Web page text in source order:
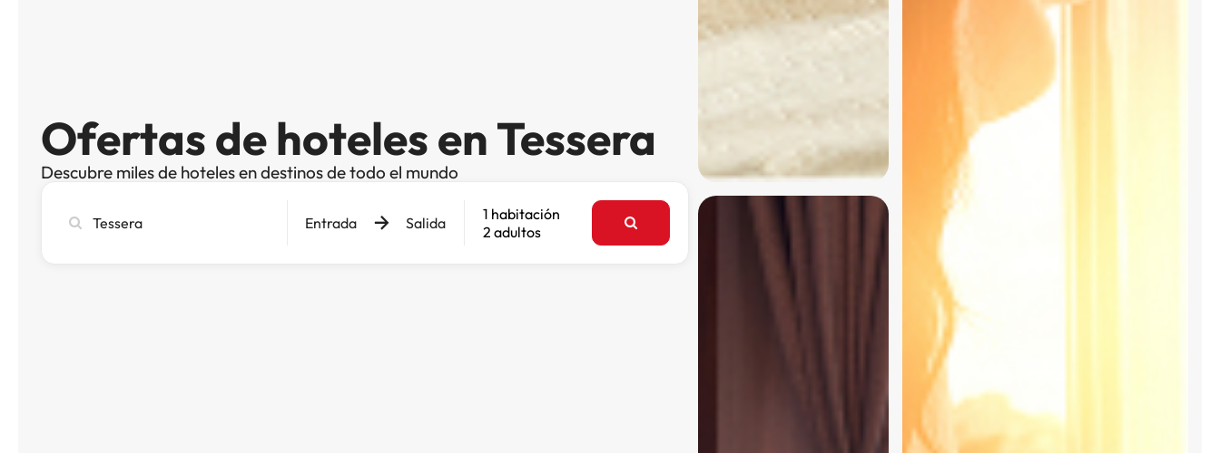
Ofertas de hoteles en Tessera
Descubre miles de hoteles en destinos de todo el mundo
ciudad,
Entrada Salida
1 habitación
2 adultos